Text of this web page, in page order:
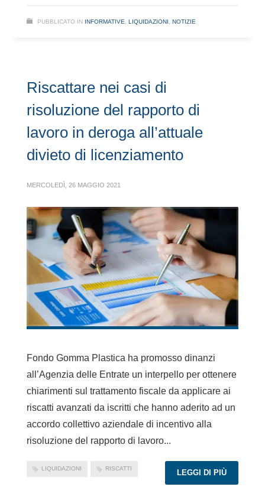
PUBBLICATO IN INFORMATIVE LIQUIDAZIONI NOTIZIE
Riscattare nei casi di
risoluzione del rapporto di
lavoro in deroga all’attuale
divieto di licenziamento
MERCOLEDÌ, 26 MAGGIO 2021
Fondo Gomma Plastica ha promosso dinanzi
all’Agenzia delle Entrate un interpello per ottenere
chiarimenti sul trattamento fiscale da applicare ai
riscatti avanzati da iscritti che hanno aderito ad un
accordo collettivo aziendale di incentivo alla
risoluzione del rapporto di lavoro...
LIQUIDAZIONI RISCATTI LEGGI DI PIÙ